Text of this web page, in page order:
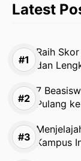
Latest
Raih
dan
7
Pulang
Kampus